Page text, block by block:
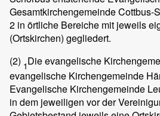
Gesamtkirchengemeinde Cottbus-
2 in örtliche Bereiche mit jeweils
(Ortskirchen) gegliedert.
(2) 1Die evangelische
evangelische Kirchengemeinde
Evangelische Kirchengemeinde
in dem jeweiligen vor der